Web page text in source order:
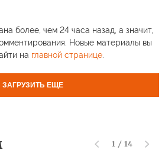
более, чем 24 часа назад, а значит,
Новые материалы вы
на главной странице.
ЗАГРУЗИТЬ ЕЩЕ
1 / 14